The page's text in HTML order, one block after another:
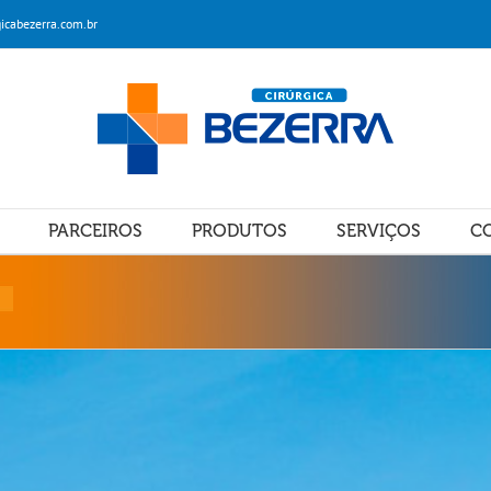
PARCEIROS PRODUTOS SERVIÇOS